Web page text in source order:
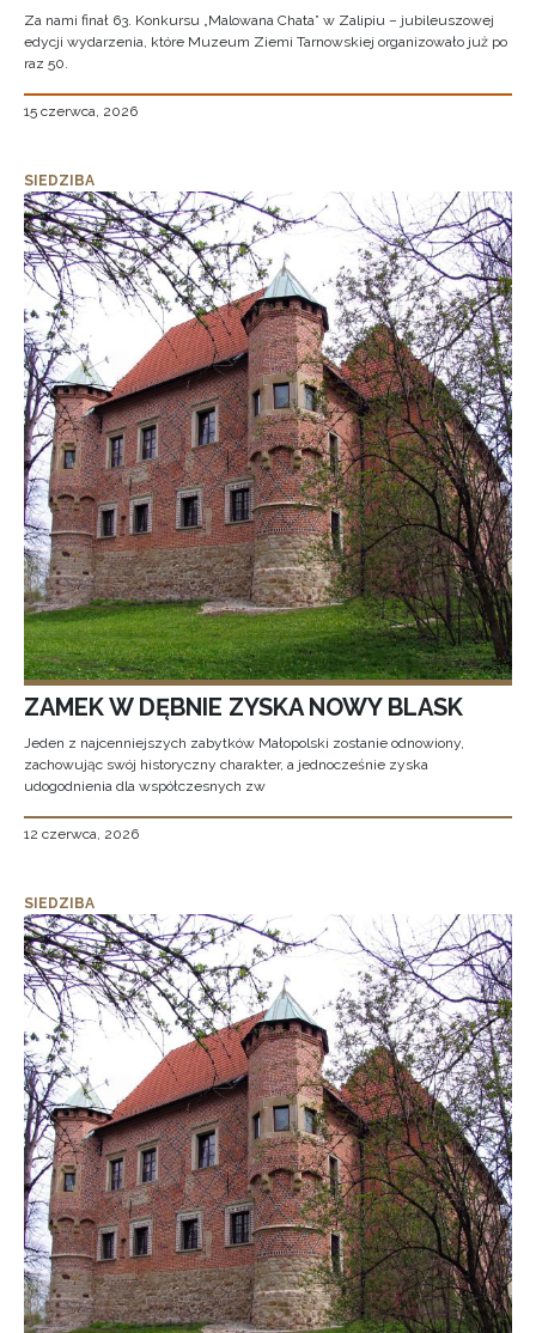
Za nami finał 63. Konkursu „Malowana Chata” w Zalipiu – jubileuszowej
edycji wydarzenia, które Muzeum Ziemi Tarnowskiej organizowało już po
raz 50.
15 czerwca, 2026
SIEDZIBA
ZAMEK W DĘBNIE ZYSKA NOWY BLASK
Jeden z najcenniejszych zabytków Małopolski zostanie odnowiony,
zachowując swój historyczny charakter, a jednocześnie zyska
udogodnienia dla współczesnych zw
12 czerwca, 2026
SIEDZIBA